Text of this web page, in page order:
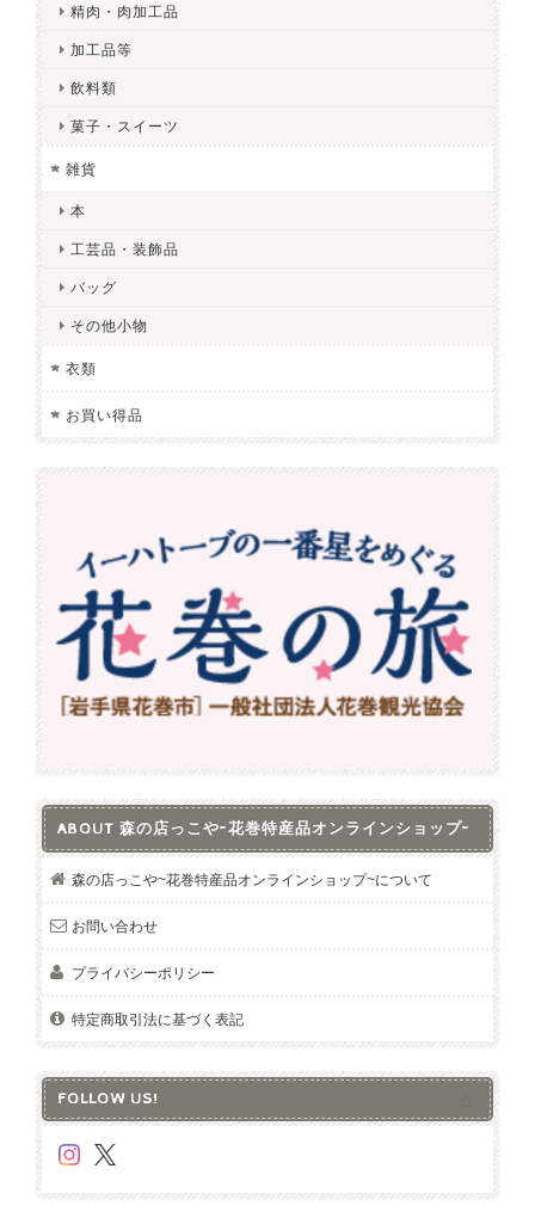
精肉・肉加工品
加工品等
飲料類
菓子・スイーツ
雑貨
本
工芸品・装飾品
バッグ
その他小物
衣類
お買い得品
ABOUT 森の店っこや~花巻特産品オンラインショップ~
森の店っこや~花巻特産品オンラインショップ~について
お問い合わせ
プライバシーポリシー
特定商取引法に基づく表記
FOLLOW US!